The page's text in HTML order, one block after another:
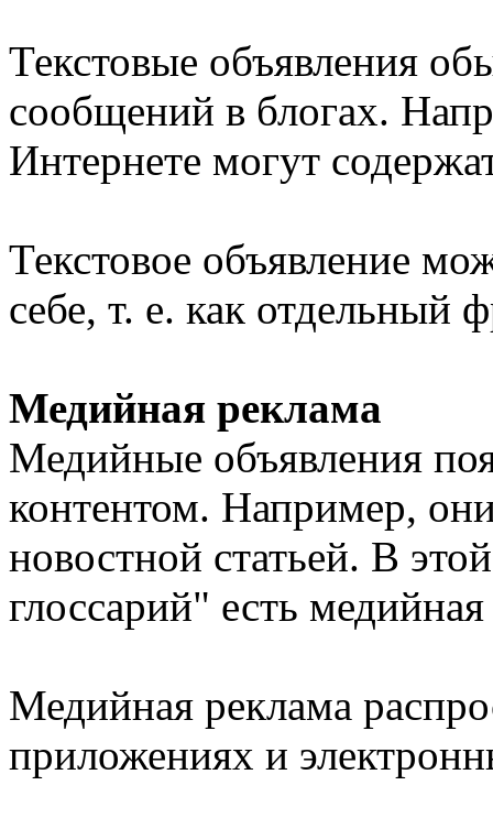
Текстовые объявления
сообщений в блогах.
Интернете могут
Текстовое объявление
себе, т. е. как отдельный
Медийная реклама
Медийные объявления
контентом. Например,
новостной статьей. В
глоссарий" есть
Медийная реклама
приложениях и